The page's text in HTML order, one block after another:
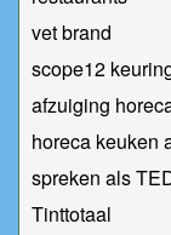
vet brand
scope12
afzuiging
horeca keuken
spreken als
Tinttotaal